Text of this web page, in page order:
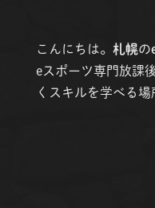
こんにちは。 札幌の
eスポーツ専門放課
くスキルを学べる場